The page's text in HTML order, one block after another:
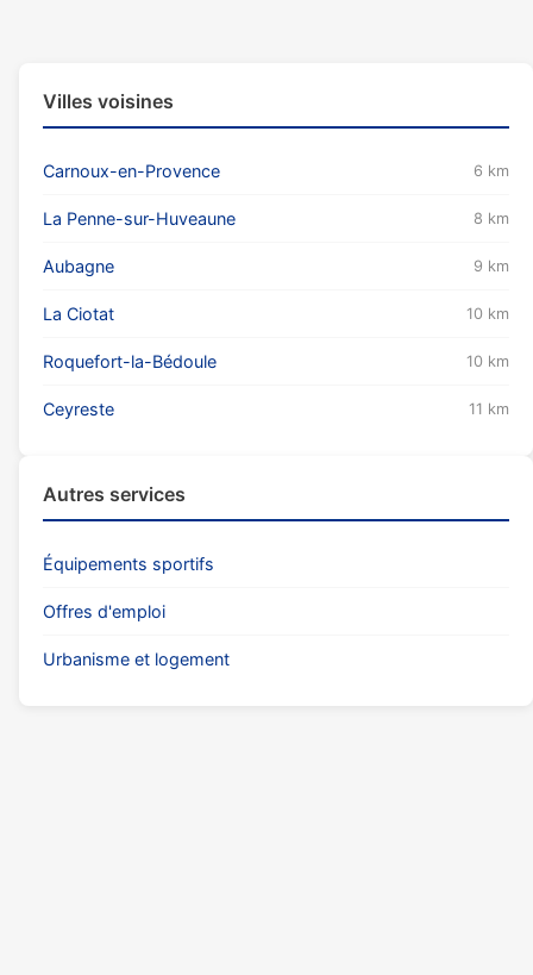
Villes voisines
Carnoux-en-Provence 6 km
La Penne-sur-Huveaune 8 km
Aubagne 9 km
La Ciotat 10 km
Roquefort-la-Bédoule 10 km
Ceyreste 11 km
Autres services
Équipements sportifs
Offres d'emploi
Urbanisme et logement